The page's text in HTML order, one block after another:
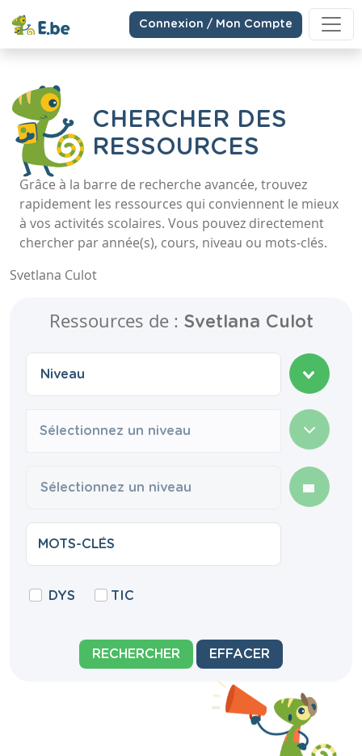
Connexion / Mon Compte
CHERCHER DES
RESSOURCES
Grâce à la barre de recherche avancée, trouvez
rapidement les ressources qui conviennent le mieux
à vos activités scolaires. Vous pouvez directement
chercher par année(s), cours, niveau ou mots-clés.
Svetlana Culot
Ressources de : Svetlana Culot
Sélectionnez un niveau
DYS TIC
RECHERCHER EFFACER